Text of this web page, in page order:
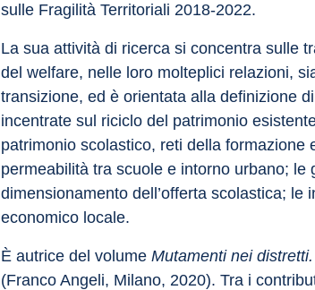
sulle Fragilità Territoriali 2018-2022.
La sua attività di ricerca si concentra sulle
del welfare, nelle loro molteplici relazioni,
transizione, ed è orientata alla definizione
incentrate sul riciclo del patrimonio
patrimonio scolastico, reti della
permeabilità tra scuole e intorno urbano; le
dimensionamento dell’offerta scolastica;
economico locale.
È autrice del volume Mutamenti nei
(Franco Angeli, Milano, 2020). Tra i